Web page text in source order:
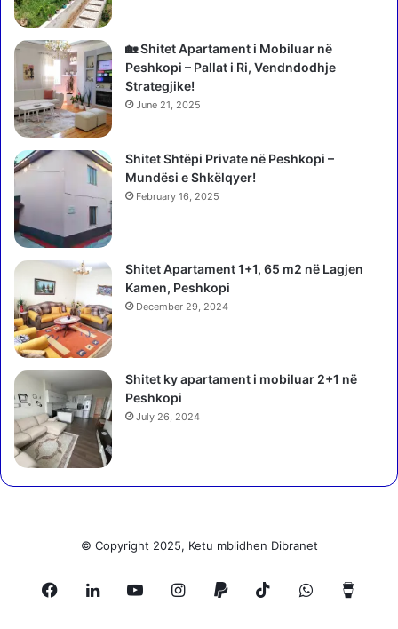
e
t
a
a
t
e
m
j
e
t
e
e
u
a
j
d
e
n
n
c
o
n
n
p
l
i
c
:
I
k
u
p
🏡 Shitet Apartament i Mobiluar në
Peshkopi – Pallat i Ri, Vendndodhje
Strategjike!
June 21, 2025
Shitet Shtëpi Private në Peshkopi –
Mundësi e Shkëlqyer!
February 16, 2025
Shitet Apartament 1+1, 65 m2 në Lagjen
Kamen, Peshkopi
December 29, 2024
Shitet ky apartament i mobiluar 2+1 në
Peshkopi
July 26, 2024
© Copyright 2025, Ketu mblidhen Dibranet
Facebook
LinkedInYouTubeInstagram
Paypal TikTokWhatsApp